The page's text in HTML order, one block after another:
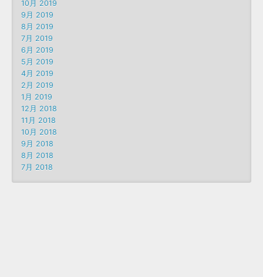
10月 2019
9月 2019
8月 2019
7月 2019
6月 2019
5月 2019
4月 2019
2月 2019
1月 2019
12月 2018
11月 2018
10月 2018
9月 2018
8月 2018
7月 2018